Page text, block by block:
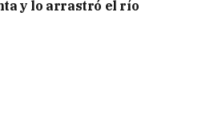
y lo arrastró el río